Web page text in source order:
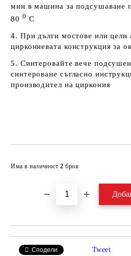
мин в машина за подсушаване
80 0 С
4. При дълги мостове или цели
циркониевата конструкция за
5. Синтеровайте вече
синтероване съгласно
производител на циркония
Има в наличност 2 броя
Сподели Tweet